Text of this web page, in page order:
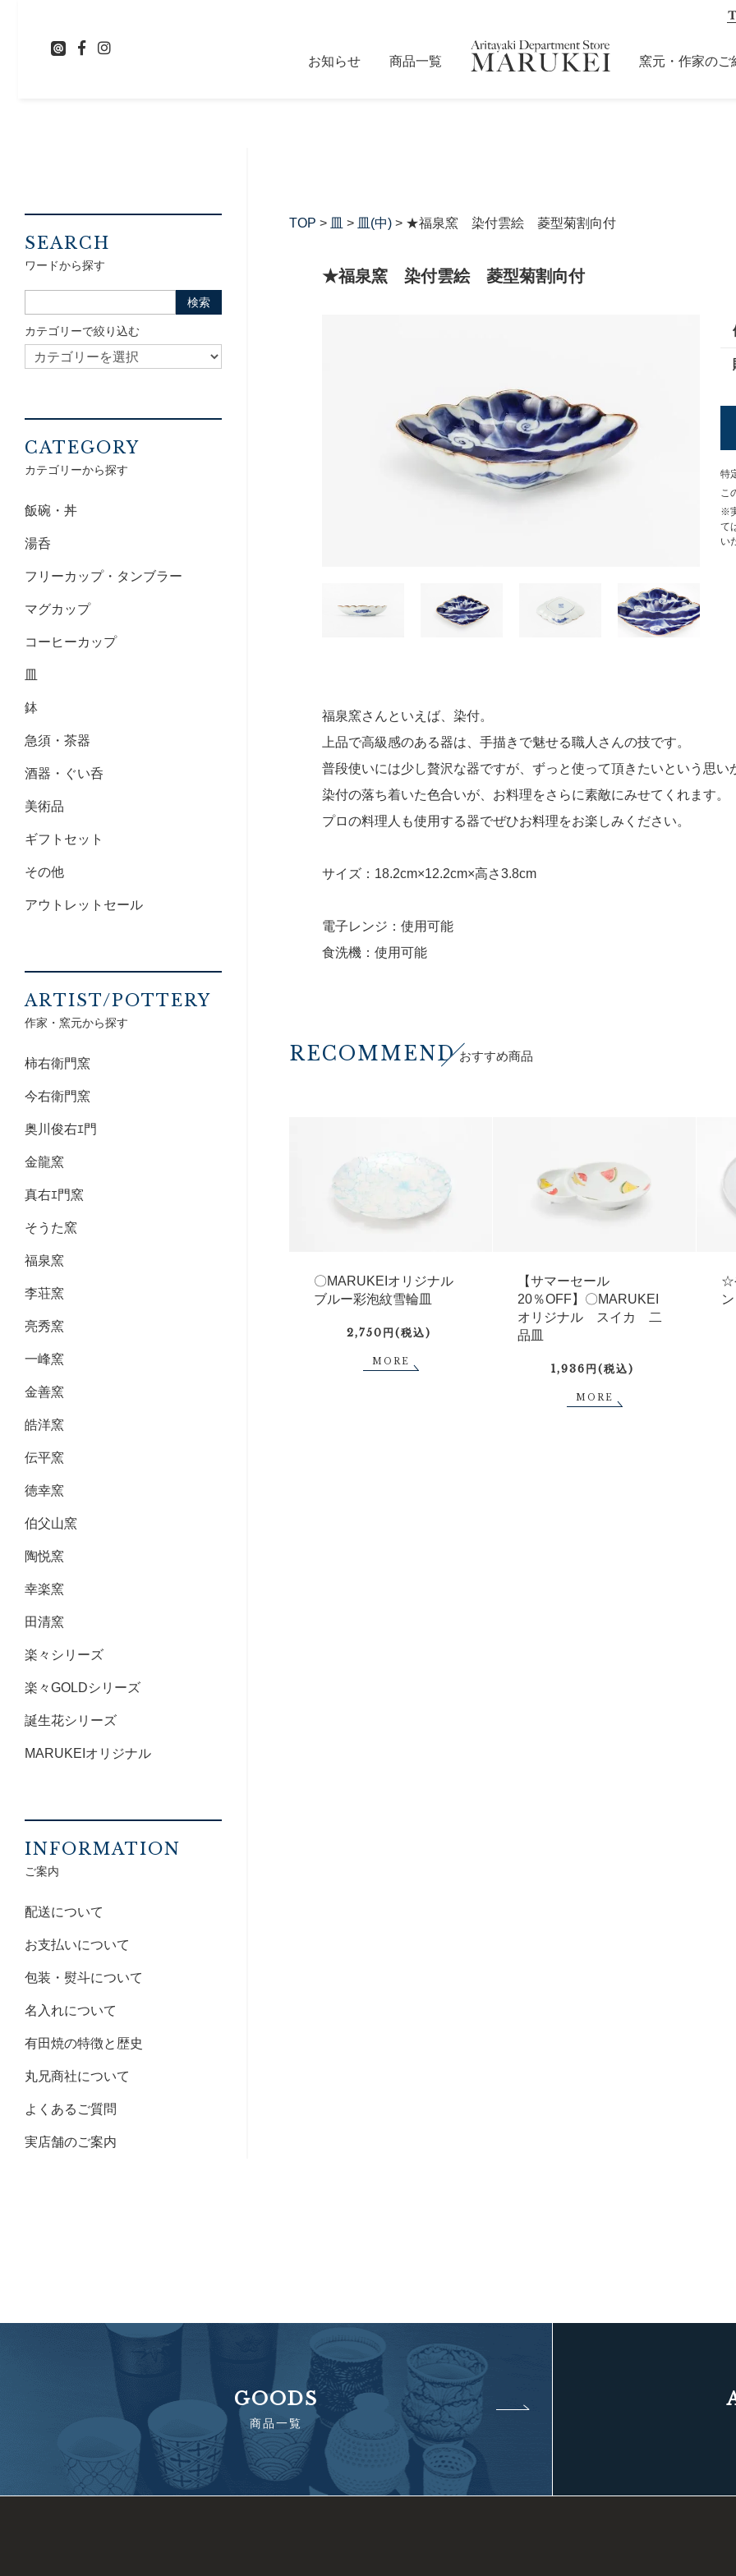
お知らせ 商品一覧 窯元・作家のご
TOP > 皿 > 皿(中) > ★福泉窯 染付雲絵 菱型菊割向付
★福泉窯 染付雲絵 菱型菊割向付
特
こ
※
て
い
福泉窯さんといえば、染付。
上品で高級感のある器は、手描きで魅せる職人さんの技です。
普段使いには少し贅沢な器ですが、ずっと使って頂きたいという思い
染付の落ち着いた色合いが、お料理をさらに素敵にみせてくれます。
プロの料理人も使用する器でぜひお料理をお楽しみください。
サイズ：18.2cm×12.2cm×高さ3.8cm
電子レンジ：使用可能
食洗機：使用可能
RECOMMEND おすすめ商品
〇MARUKEIオリジナル
ブルー彩泡紋雪輪皿
2,750円(税込)
MORE
【サマーセール
20％OFF】〇MARUKEI
オリジナル スイカ 二
品皿
1,936円(税込)
MORE
☆
SEARCH
ワードから探す
カテゴリーで絞り込む
CATEGORY
カテゴリーから探す
飯碗・丼
湯呑
フリーカップ・タンブラー
マグカップ
コーヒーカップ
皿
鉢
急須・茶器
酒器・ぐい呑
美術品
ギフトセット
その他
アウトレットセール
ARTIST/POTTERY
作家・窯元から探す
柿右衛門窯
今右衛門窯
奥川俊右ｴ門
金龍窯
真右ｴ門窯
そうた窯
福泉窯
李荘窯
亮秀窯
一峰窯
金善窯
皓洋窯
伝平窯
徳幸窯
伯父山窯
陶悦窯
幸楽窯
田清窯
楽々シリーズ
楽々GOLDシリーズ
誕生花シリーズ
MARUKEIオリジナル
INFORMATION
ご案内
配送について
お支払いについて
包装・熨斗について
名入れについて
有田焼の特徴と歴史
丸兄商社について
よくあるご質問
実店舗のご案内
GOODS
商品一覧